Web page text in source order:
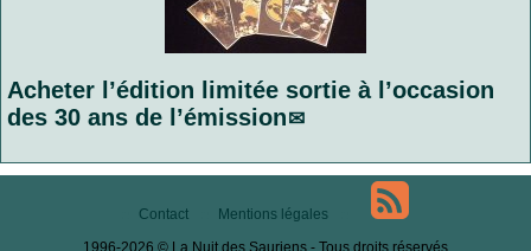
Acheter l’édition limitée sortie à l’occasion
des 30 ans de l’émission
Contact
Mentions légales
1996-2026 © La Nuit des Sauriens - Tous droits réservés